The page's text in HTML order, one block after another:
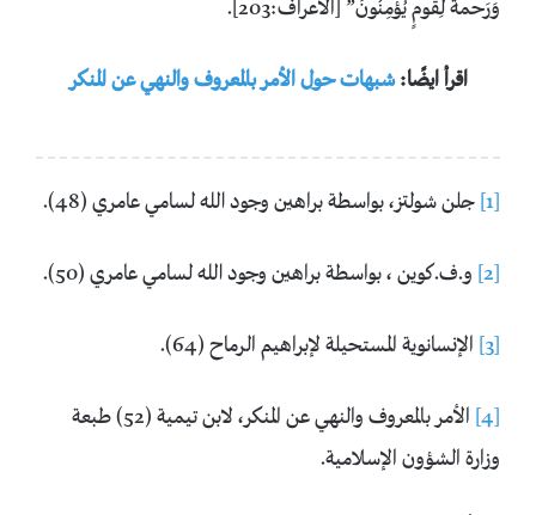
وَرَحمةٌ لِقَومٍ يُؤمِنُونَ” [الأعراف:203].
اقرأ ايضًا:شبهات حول الأمر بالمعروف والنهي عن المنكر
[1] جلن شولتز، بواسطة براهين وجود الله لسامي عامري (48).
[2] و.ف.كوين ، بواسطة براهين وجود الله لسامي عامري (50).
[3] الإنسانوية المستحيلة لإبراهيم الرماح (64).
[4]
الأمر بالمعروف والنهي عن المنكر، لابن تيمية (52) طبعة
وزارة الشؤون الإسلامية.